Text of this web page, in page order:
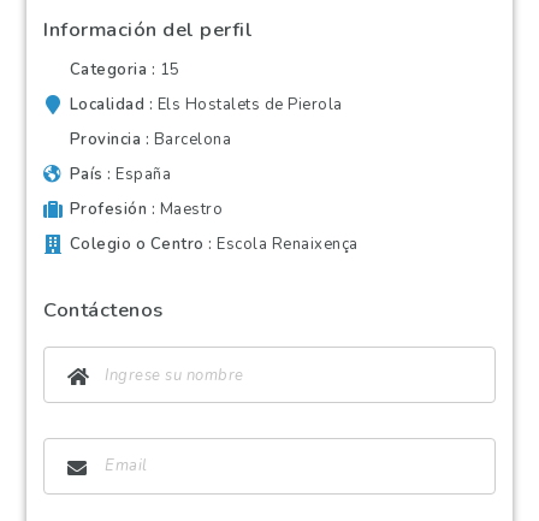
Información del perfil
Categoria
15
Localidad
Els Hostalets de Pierola
Provincia
Barcelona
País
España
Profesión
Maestro
Colegio o Centro
Escola Renaixença
Contáctenos